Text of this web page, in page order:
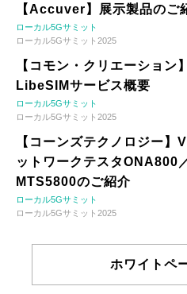
【Accuver】展示製品のご
ローカル5Gサミット
ローカル5Gサミット2025
【コモン・クリエーション
LibeSIMサービス概要
ローカル5Gサミット
ローカル5Gサミット2025
【コーンズテクノロジー
ットワークテスタONA800
MTS5800のご紹介
ローカル5Gサミット
ローカル5Gサミット2025
ホワイトペ